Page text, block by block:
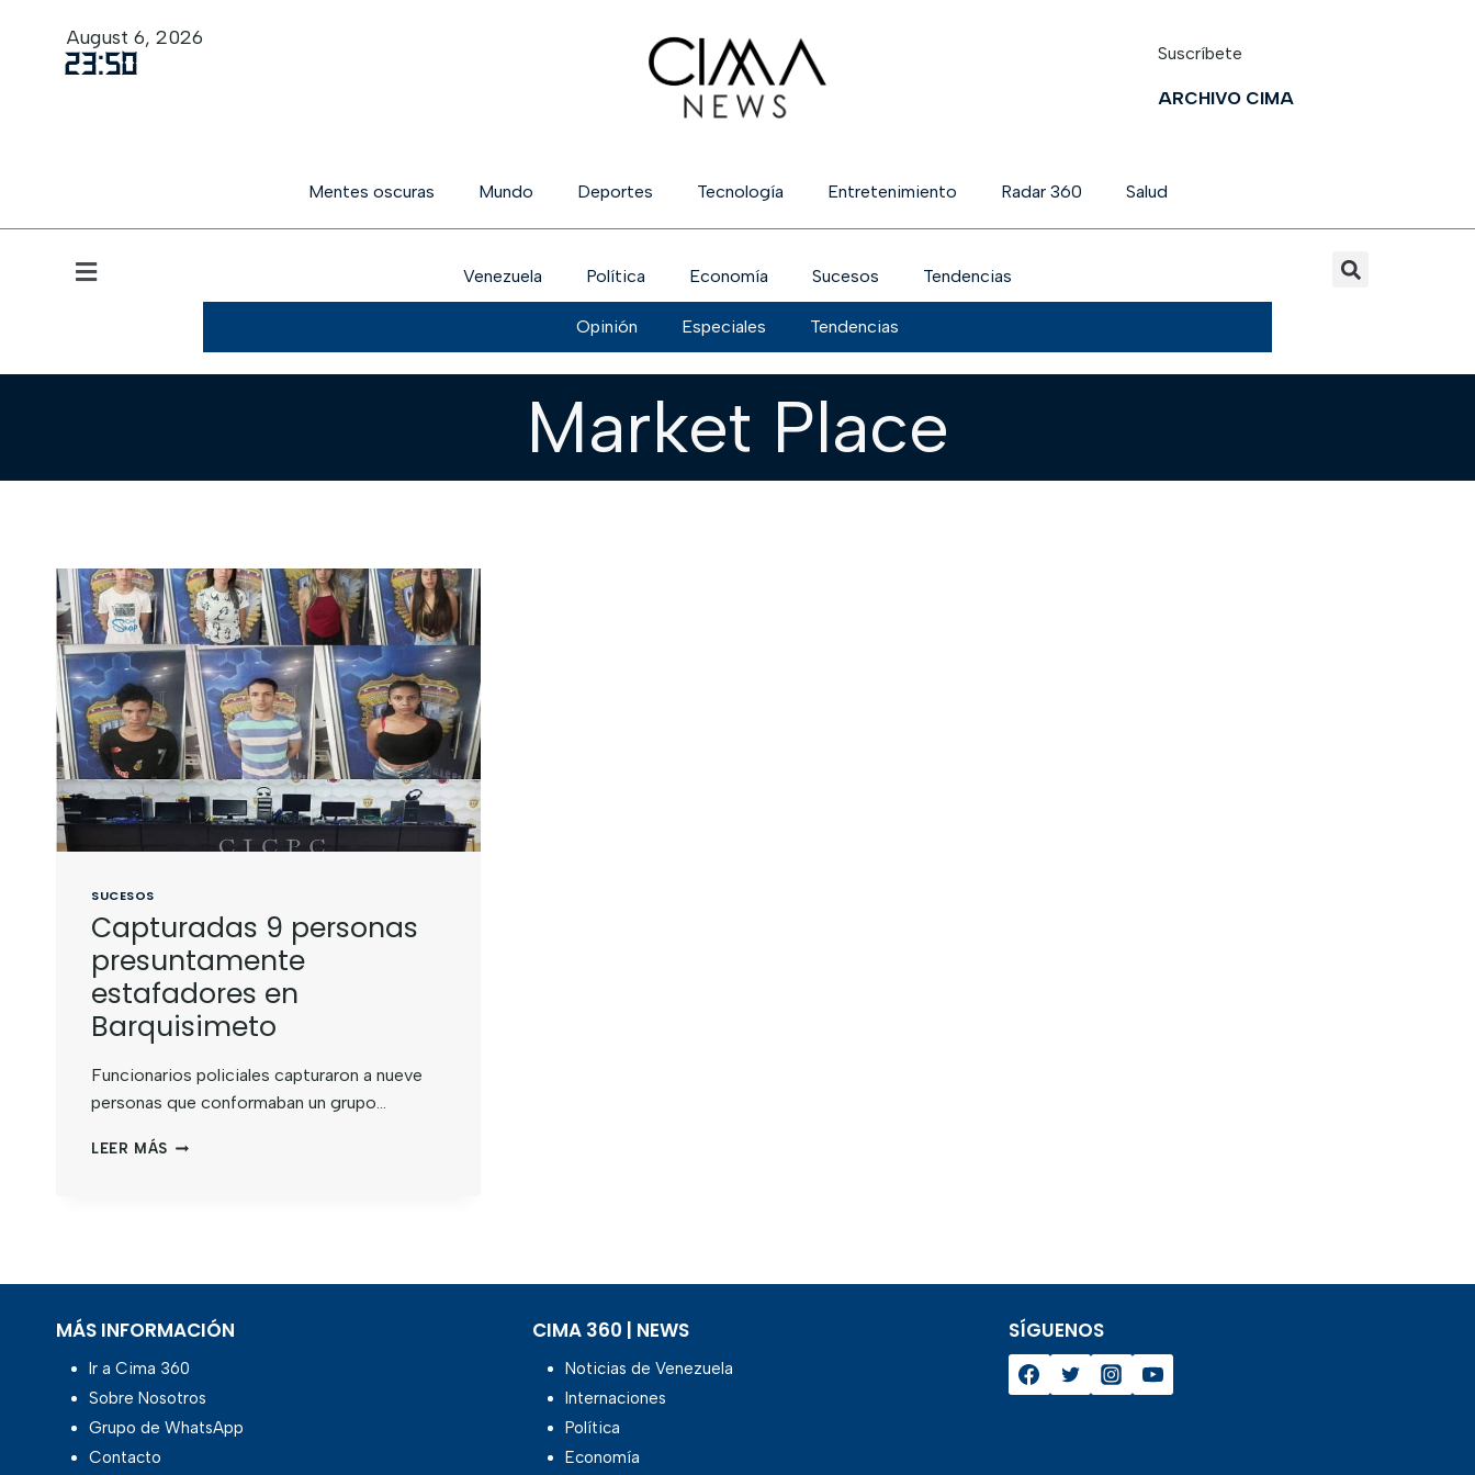
23:50
August 6, 2026
Suscríbete
ARCHIVO CIMA
Mentes oscuras Mundo Deportes Tecnología Entretenimiento Radar 360 Salud
Venezuela Política Economía Sucesos Tendencias
Opinión Especiales Tendencias
Market Place
SUCESOS
Capturadas 9 personas
presuntamente
estafadores en
Barquisimeto
Funcionarios policiales capturaron a nueve
personas que conformaban un grupo…
LEER MÁS
MÁS INFORMACIÓN
Ir a Cima 360
Sobre Nosotros
Grupo de WhatsApp
Contacto
CIMA 360 | NEWS
Noticias de Venezuela
Internaciones
Política
Economía
SÍGUENOS